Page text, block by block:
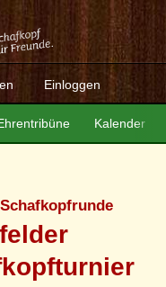
Einloggen
Kalender